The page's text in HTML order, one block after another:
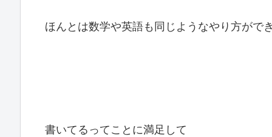
ほんとは数学や英語も同じようなやり方がで
書いてるってことに満足して